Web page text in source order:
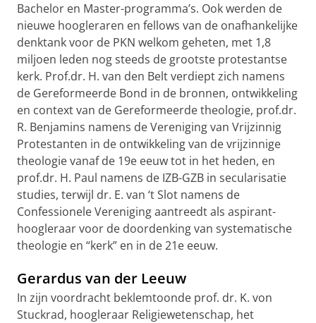
Bachelor en Master-programma’s. Ook werden de
nieuwe hoogleraren en fellows van de onafhankelijke
denktank voor de PKN welkom geheten, met 1,8
miljoen leden nog steeds de grootste protestantse
kerk. Prof.dr. H. van den Belt verdiept zich namens
de Gereformeerde Bond in de bronnen, ontwikkeling
en context van de Gereformeerde theologie, prof.dr.
R. Benjamins namens de Vereniging van Vrijzinnig
Protestanten in de ontwikkeling van de vrijzinnige
theologie vanaf de 19e eeuw tot in het heden, en
prof.dr. H. Paul namens de IZB-GZB in secularisatie
studies, terwijl dr. E. van ‘t Slot namens de
Confessionele Vereniging aantreedt als aspirant-
hoogleraar voor de doordenking van systematische
theologie en “kerk” en in de 21e eeuw.
Gerardus van der Leeuw
In zijn voordracht beklemtoonde prof. dr. K. von
Stuckrad, hoogleraar Religiewetenschap, het